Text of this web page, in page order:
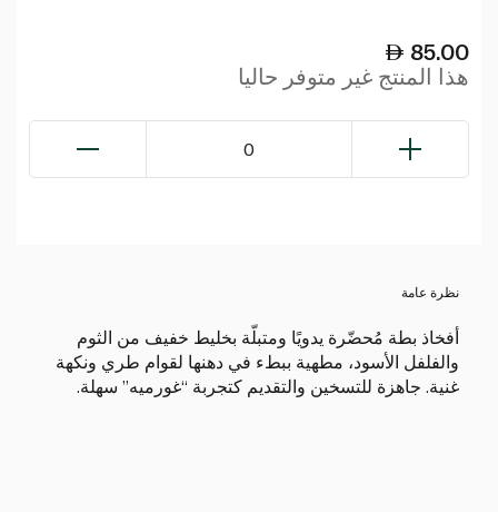
85.00
هذا المنتج غير متوفر حاليا
0
نظرة عامة
أفخاذ بطة مُحضّرة يدويًا ومتبلّة بخليط خفيف من الثوم
والفلفل الأسود، مطهية ببطء في دهنها لقوام طري ونكهة
غنية. جاهزة للتسخين والتقديم كتجربة “غورميه” سهلة.